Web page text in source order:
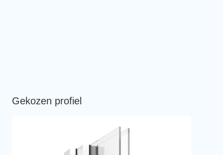
Gekozen profiel